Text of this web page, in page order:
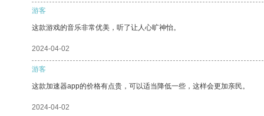
游客
这款游戏的音乐非常优美，听了让人心旷神怡。
2024-04-02
游客
这款加速器app的价格有点贵，可以适当降低一些，这样会更加亲民。
2024-04-02